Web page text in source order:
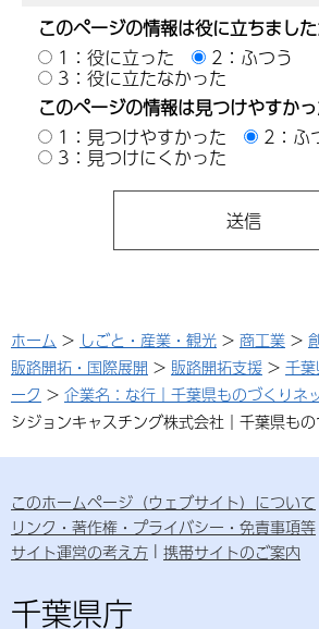
このページの情報は役に立ちまし
1：役に立った
2：ふつう
3：役に立たなかった
このページの情報は見つけやすか
1：見つけやすかった
2：ふ
3：見つけにくかった
ホーム > しごと・産業・観光 > 商工業 >
販路開拓・国際展開 > 販路開拓支援 > 千
ーク > 企業名：な行｜千葉県ものづくりネ
シジョンキャスチング株式会社｜千葉県も
このホームページ（ウェブサイト）について
リンク・著作権・プライバシー・免責事項等
サイト運営の考え方
携帯サイトのご案内
千葉県庁